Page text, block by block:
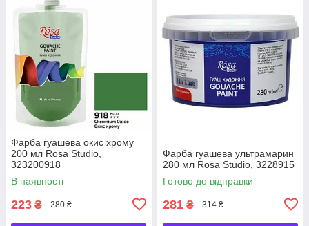
Фарба гуашева окис хрому
200 мл Rosa Studio,
323200918
В наявності
223 ₴ 280 ₴
Фарба гуашева ультрамарин
280 мл Rosa Studio, 3228915
Готово до відправки
281 ₴ 314 ₴